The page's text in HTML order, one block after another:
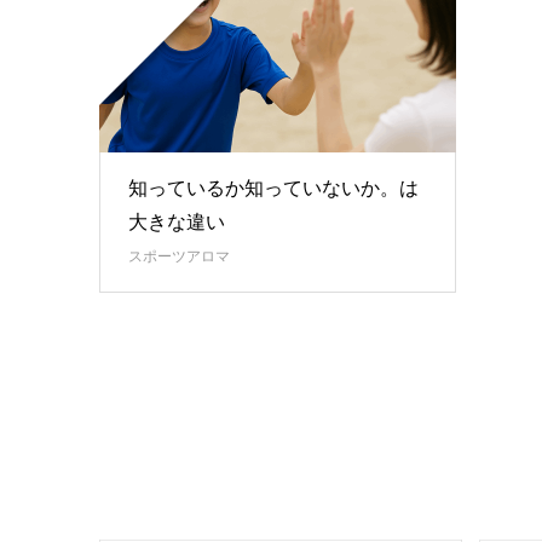
知っているか知っていないか。は
大きな違い
スポーツアロマ